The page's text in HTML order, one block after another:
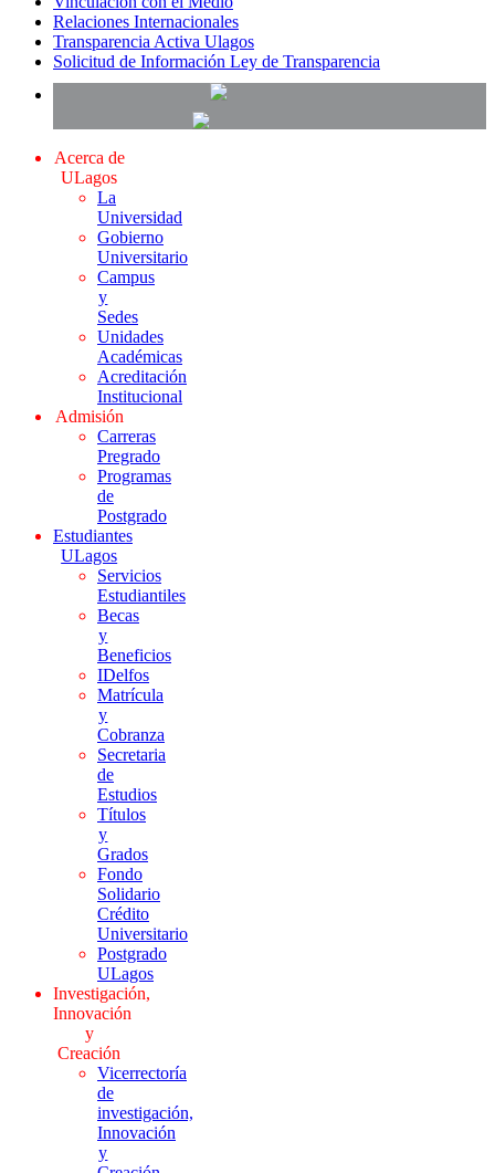
Relaciones Internacionales
Transparencia Activa Ulagos
Solicitud de Información Ley de Transparencia
Acerca de
ULagos
La
Universidad
Gobierno
Universitario
Campus
y
Sedes
Unidades
Académicas
Acreditación
Institucional
Admisión
Carreras
Pregrado
Programas
de
Postgrado
Estudiantes
ULagos
Servicios
Estudiantiles
Becas
y
Beneficios
IDelfos
Matrícula
y
Cobranza
Secretaria
de
Estudios
Títulos
y
Grados
Fondo
Solidario
Crédito
Universitario
Postgrado
ULagos
Investigación,
Innovación
y
Creación
Vicerrectoría
de
investigación,
Innovación
y